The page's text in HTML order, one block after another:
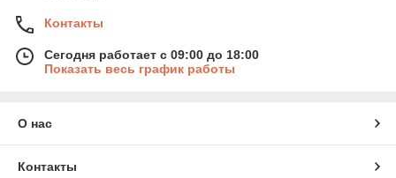
Контакты
Сегодня работает с 09:00 до 18:00
Показать весь график работы
О нас
Контакты